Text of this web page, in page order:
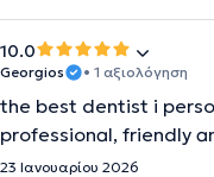
10.0
Georgios • 1 αξιολόγηση
the best dentist i
professional, friendly
23 Ιανουαρίου 2026